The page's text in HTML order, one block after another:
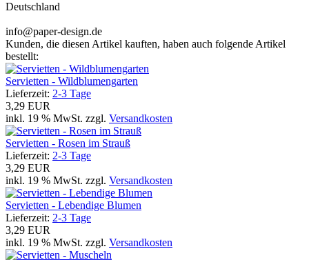
Deutschland
info@paper-design.de
Kunden, die diesen Artikel kauften, haben auch folgende Artikel
bestellt:
Servietten - Wildblumengarten
Lieferzeit: 2-3 Tage
3,29 EUR
inkl. 19 % MwSt. zzgl. Versandkosten
Servietten - Rosen im Strauß
Lieferzeit: 2-3 Tage
3,29 EUR
inkl. 19 % MwSt. zzgl. Versandkosten
Servietten - Lebendige Blumen
Lieferzeit: 2-3 Tage
3,29 EUR
inkl. 19 % MwSt. zzgl. Versandkosten